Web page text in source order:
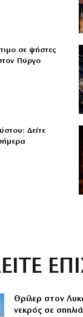
σε ψήστες
Πύργο
Δείτε
Θρίλερ στον
νεκρός σε